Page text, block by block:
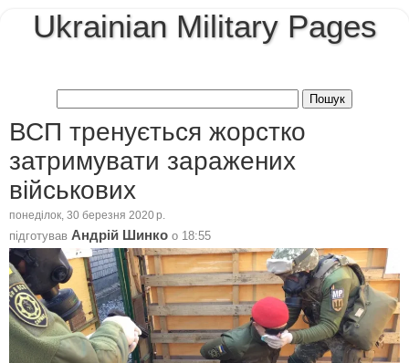
Ukrainian Military Pages
ВСП тренується жорстко
затримувати заражених
військових
понеділок, 30 березня 2020 р.
підготував Андрій Шинко о 18:55